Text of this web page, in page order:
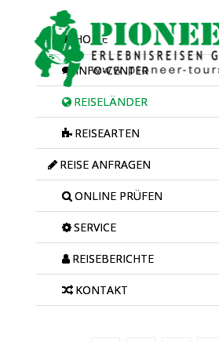
HOME
INFO-CENTER
REISELÄNDER
REISEARTEN
REISE ANFRAGEN
ONLINE PRÜFEN
SERVICE
REISEBERICHTE
KONTAKT